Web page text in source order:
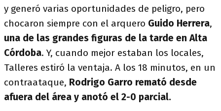
y generó varias oportunidades de peligro, pero
chocaron siempre con el arquero Guido Herrera,
una de las grandes figuras de la tarde en Alta
Córdoba. Y, cuando mejor estaban los locales,
Talleres estiró la ventaja. A los 18 minutos, en un
contraataque, Rodrigo Garro remató desde
afuera del área y anotó el 2-0 parcial.